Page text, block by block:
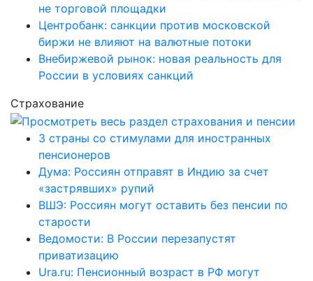
не торговой площадки
Центробанк: санкции против московской
биржи не влияют на валютные потоки
Внебиржевой рынок: новая реальность для
России в условиях санкций
Страхование
3 страны со стимулами для иностранных
пенсионеров
Дума: Россиян отправят в Индию за счет
«застрявших» рупий
ВШЭ: Россиян могут оставить без пенсии по
старости
Ведомости: В России перезапустят
приватизацию
Ura.ru: Пенсионный возраст в РФ могут